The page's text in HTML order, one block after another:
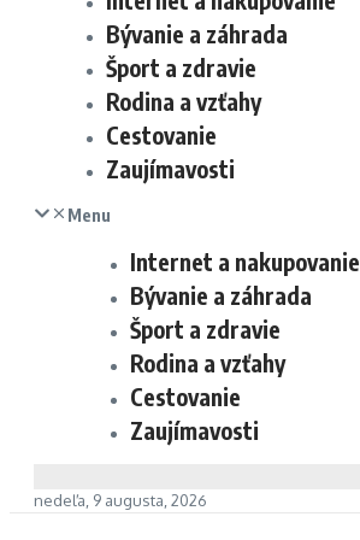
Bývanie a záhrada
Šport a zdravie
Rodina a vzťahy
Cestovanie
Zaujímavosti
Menu
Internet a nakupovanie
Bývanie a záhrada
Šport a zdravie
Rodina a vzťahy
Cestovanie
Zaujímavosti
nedeľa, 9 augusta, 2026